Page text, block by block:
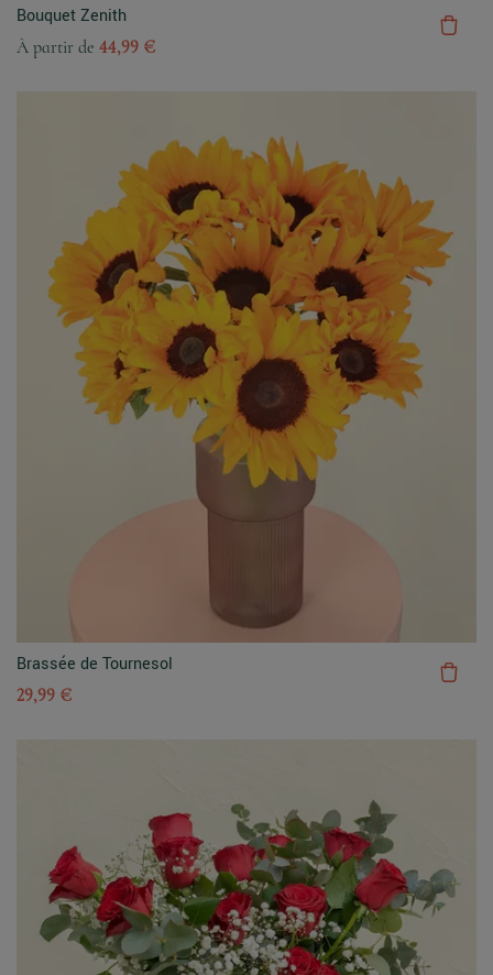
Bouquet Zenith
À partir de 44,99 €
Brassée de Tournesol
29,99 €